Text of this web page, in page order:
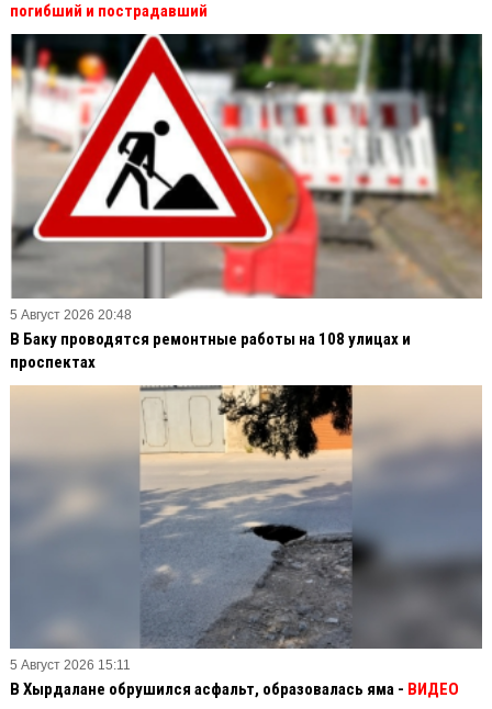
погибший и пострадавший
5 Август 2026 20:48
В Баку проводятся ремонтные работы на 108 улицах и
проспектах
5 Август 2026 15:11
В Хырдалане обрушился асфальт, образовалась яма - ВИДЕО